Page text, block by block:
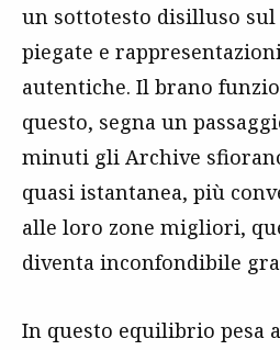
un sottotesto disilluso
piegate e
autentiche. Il brano
questo, segna un
minuti gli Archive
quasi istantanea, più
alle loro zone migliori,
diventa inconfondibile
In questo equilibrio pesa